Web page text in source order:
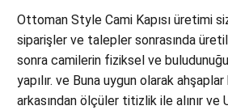
Ottoman Style Cami Kapısı üretimi
siparişler ve talepler sonrasında
sonra camilerin fiziksel ve
yapılır. ve Buna uygun olarak
arkasından ölçüler titizlik ile alınır ve